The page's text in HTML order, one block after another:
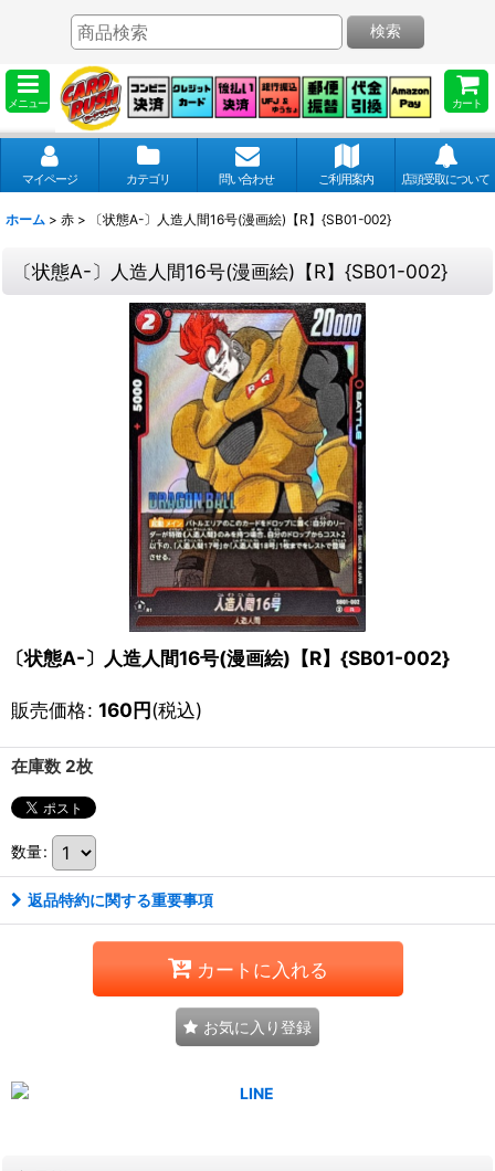
メニュー カート
検索
マイページ カテゴリ 問い合わせ ご利用案内 店頭受取について
ホーム > 赤 > 〔状態A-〕人造人間16号(漫画絵)【R】{SB01-002}
〔状態A-〕人造人間16号(漫画絵)【R】{SB01-002}
〔状態A-〕人造人間16号(漫画絵)【R】{SB01-002}
販売価格: 160円(税込)
在庫数 2枚
数量:
返品特約に関する重要事項
カートに入れる
お気に入り登録